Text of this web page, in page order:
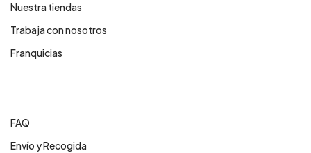
Nuestra tiendas
Trabaja con nosotros
Franquicias
FAQ
Envío y Recogida